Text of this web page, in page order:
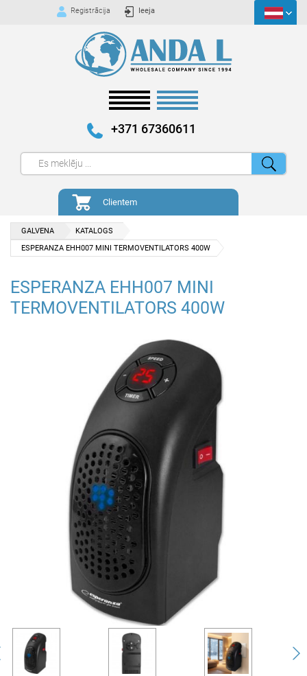
Registrācija Ieeja
+371 67360611
Clientem
GALVENA
KATALOGS
ESPERANZA EHH007 MINI TERMOVENTILATORS 400W
ESPERANZA EHH007 MINI
TERMOVENTILATORS 400W